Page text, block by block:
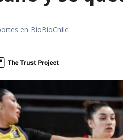
en BioBioChile